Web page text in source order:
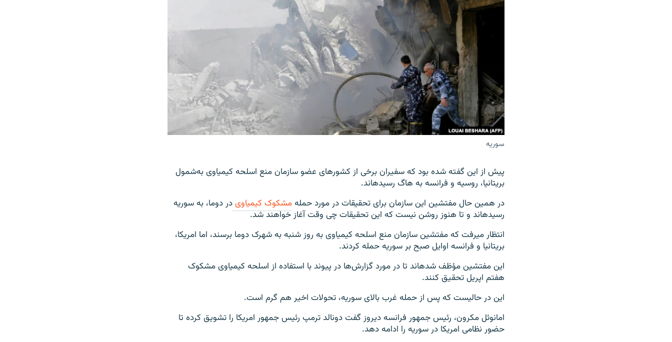
سوریه
پیش از این گفته شده بود که سفیران برخی از کشور‌های عضو سازمان منع اسلحه کیمیاوی به‌شمول
بریتانیا، روسیه و فرانسه به هاگ رسیده‎اند.
در همین حال مفتشین این سازمان برای تحقیقات در مورد حملهمشکوک کیمیاویدر دوما، به سوریه
رسیده‎اند و تا هنوز روشن نیست که این تحقیقات چی وقت آغاز خواهند شد.
انتظار می‎رفت که مفتشین سازمان منع اسلحه کیمیاوی به روز شنبه به شهرک دوما برسند، اما امریکا،
بریتانیا و فرانسه اوایل صبح بر سوریه حمله کردند.
این مفتشین مؤظف شده‎اند تا در مورد گزارش‌ها در پیوند با استفاده از اسلحه کیمیاوی مشکوک
هفتم اپریل تحقیق کنند.
این در حالیست که پس از حمله غرب بالای سوریه، تحولات اخیر هم گرم است.
امانوئل مکرون، رئیس جمهور فرانسه دیروز گفت دونالد ترمپ رئیس جمهور امریکا را تشویق کرده تا
حضور نظامی امریکا در سوریه را ادامه دهد.